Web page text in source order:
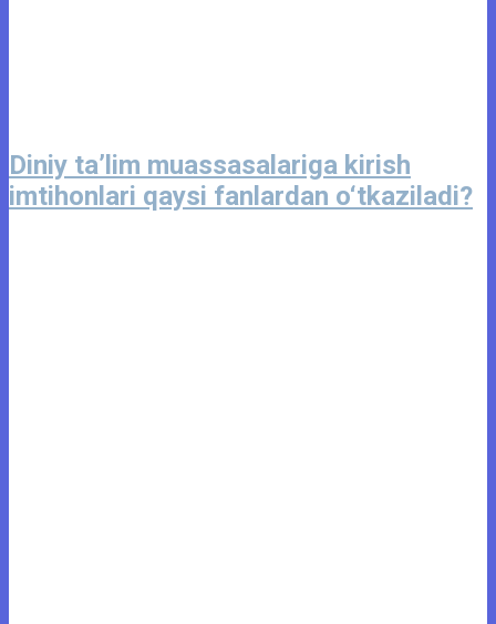
Diniy ta’lim muassasalariga kirish
imtihonlari qaysi fanlardan o‘tkaziladi?